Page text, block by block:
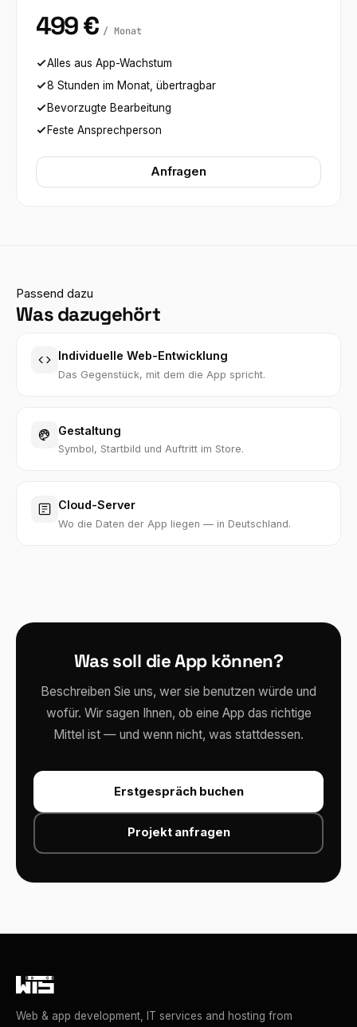
499 € / Monat
Alles aus App-Wachstum
8 Stunden im Monat, übertragbar
Bevorzugte Bearbeitung
Feste Ansprechperson
Anfragen
Passend dazu
Was dazugehört
Individuelle Web-Entwicklung
Das Gegenstück, mit dem die App spricht.
Gestaltung
Symbol, Startbild und Auftritt im Store.
Cloud-Server
Wo die Daten der App liegen — in Deutschland.
Was soll die App können?
Beschreiben Sie uns, wer sie benutzen würde und
wofür. Wir sagen Ihnen, ob eine App das richtige
Mittel ist — und wenn nicht, was stattdessen.
Erstgespräch buchen
Projekt anfragen
Web & app development, IT services and hosting from